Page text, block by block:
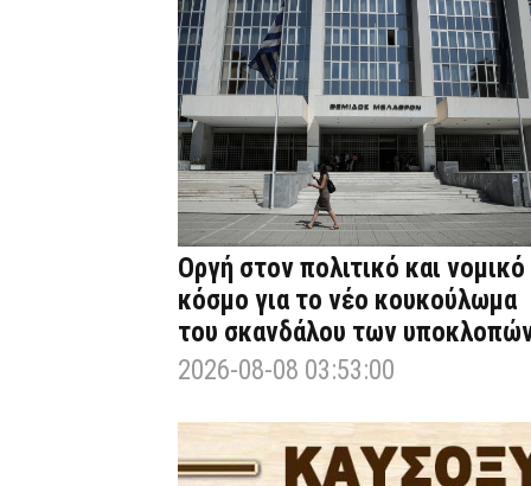
Οργή στον πολιτικό και νομικό
κόσμο για το νέο κουκούλωμα
του σκανδάλου των
2026-08-08 03:53:00